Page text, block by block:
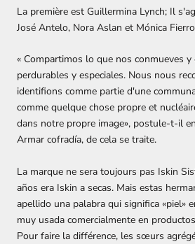
La première est Guillermina Lynch; Il
José Antelo, Nora Aslan et Mónica
« Compartimos lo que nos conmueves
perdurables y especiales. Nous nous
identifions comme partie d'une
comme quelque chose propre et
dans notre propre image», postule-t-il
Armar cofradía, de cela se traite.
La marque ne sera toujours pas Iskin
años era Iskin a secas. Mais estas
apellido una palabra qui significa «piel»
muy usada comercialmente en
Pour faire la différence, les sœurs